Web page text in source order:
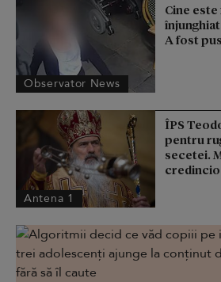
Observator News
Cine
A fost
Antena 1
ÎPS
pentru
secetei.